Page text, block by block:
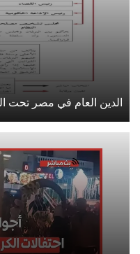
الدين العام في مصر تحت